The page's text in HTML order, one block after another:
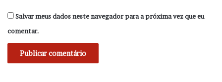
Salvar meus dados neste navegador para a próxima vez que eu
comentar.